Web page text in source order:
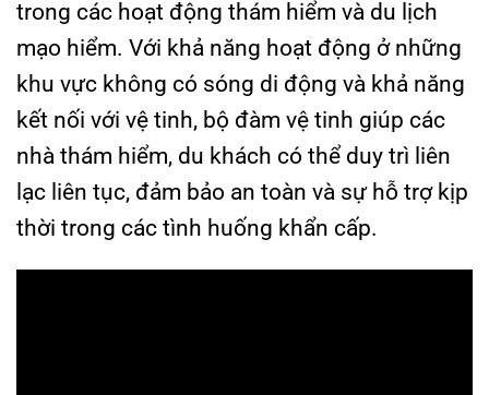
trong các hoạt động thám hiểm và du lịch
mạo hiểm. Với khả năng hoạt động ở những
khu vực không có sóng di động và khả năng
kết nối với vệ tinh, bộ đàm vệ tinh giúp các
nhà thám hiểm, du khách có thể duy trì liên
lạc liên tục, đảm bảo an toàn và sự hỗ trợ kịp
thời trong các tình huống khẩn cấp.